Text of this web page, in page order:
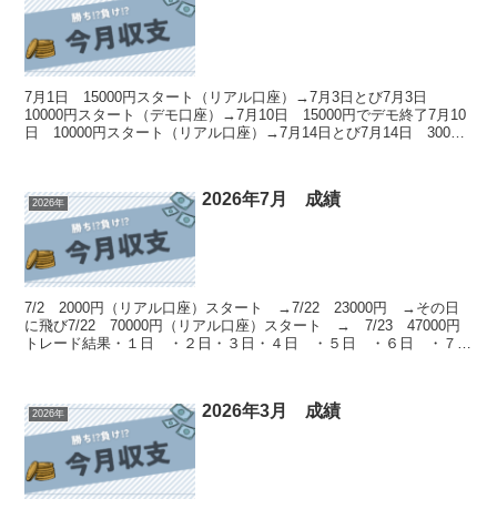
7月1日 15000円スタート（リアル口座）→7月3日とび7月3日
10000円スタート（デモ口座）→7月10日 15000円でデモ終了7月10
日 10000円スタート（リアル口座）→7月14日とび7月14日 3000
2026年 2026年7月 成績
7/2 2000円（リアル口座）スタート →7/22 23000円 →その日
に飛び7/22 70000円（リアル口座）スタート → 7/23 47000円
トレード結果・１日 ・２日・３日・４日 ・５日 ・６日 ・７
2026年 2026年3月 成績